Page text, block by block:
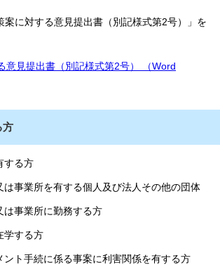
に対する意見提出書（別記様式第2号）」を
意見提出書（別記様式第2号） （Word
方
する方
は事業所を有する個人及び法人その他の団体
は事業所に勤務する方
学する方
ント手続に係る事案に利害関係を有する方